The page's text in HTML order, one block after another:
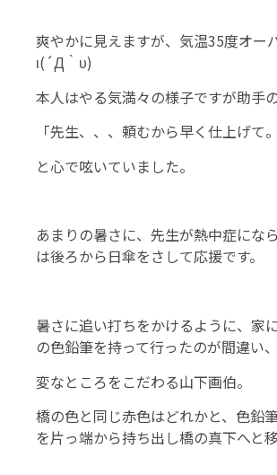
爽やかに見えますが、気温35度オー
ι(´Д｀υ)
本人はやる気満々の様子ですが助手
「先生、、、頼むから早く仕上げて
と心で呟いていました。
あまりの暑さに、先生が熱中症にな
は後ろから日傘をさして応援です。
暑さに追い打ちをかけるように、家
の色鉛筆を持って行ったのが間違い、
変なところをこだわる山下画伯。
橋の色と同じ赤色はどれかと、色鉛
を片っ端から持ち出し橋の真下へと